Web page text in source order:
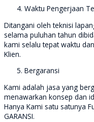
Waktu Pengerjaan
Ditangani oleh teknisi
selama puluhan tahun
kami selalu tepat waktu
Klien.
Bergaransi
Kami adalah jasa yang
menawarkan konsep dan
Hanya Kami satu satunya
GARANSI.